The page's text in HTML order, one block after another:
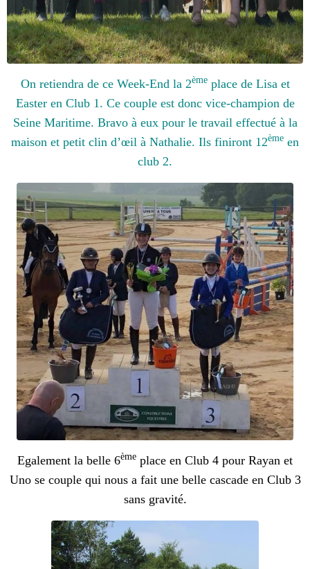
On retiendra de ce Week-End la 2èmeplace de Lisa et
Easter en Club 1. Ce couple est donc vice-champion de
Seine Maritime. Bravo à eux pour le travail effectué à la
maison et petit clin d’œil à Nathalie. Ils finiront 12ème en
club 2.
Egalement la belle 6ème place en Club 4 pour Rayan et
Uno se couple qui nous a fait une belle cascade en Club 3
sans gravité.